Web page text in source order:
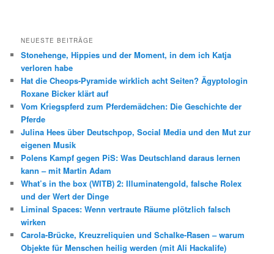
NEUESTE BEITRÄGE
Stonehenge, Hippies und der Moment, in dem ich Katja
verloren habe
Hat die Cheops-Pyramide wirklich acht Seiten? Ägyptologin
Roxane Bicker klärt auf
Vom Kriegspferd zum Pferdemädchen: Die Geschichte der
Pferde
Julina Hees über Deutschpop, Social Media und den Mut zur
eigenen Musik
Polens Kampf gegen PiS: Was Deutschland daraus lernen
kann – mit Martin Adam
What’s in the box (WITB) 2: Illuminatengold, falsche Rolex
und der Wert der Dinge
Liminal Spaces: Wenn vertraute Räume plötzlich falsch
wirken
Carola-Brücke, Kreuzreliquien und Schalke-Rasen – warum
Objekte für Menschen heilig werden (mit Ali Hackalife)